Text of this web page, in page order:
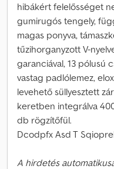
hibákért felelősséget
gumirugós tengely,
magas ponyva,
tűzihorganyzott V-
garanciával, 13 pólusú
vastag padlólemez,
levehető süllyesztett
keretben integrálva
db rögzítőfül.
Dcodpfx Asd T
A hirdetés